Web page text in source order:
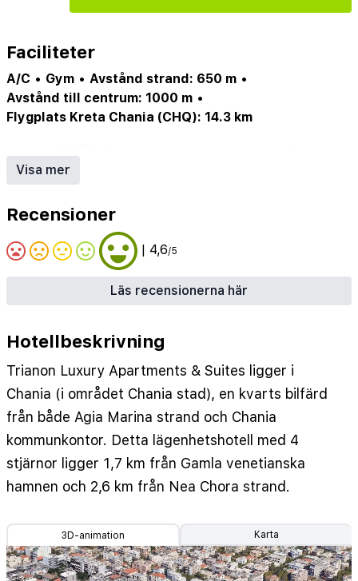
Faciliteter
A/C • Gym • Avstånd strand: 650 m •
Avstånd till centrum: 1000 m •
Flygplats Kreta Chania (CHQ): 14.3 km
Visa mer
Recensioner
| 4,6/5
Läs recensionerna här
Hotellbeskrivning
Trianon Luxury Apartments & Suites ligger i
Chania (i området Chania stad), en kvarts bilfärd
från både Agia Marina strand och Chania
kommunkontor. Detta lägenhetshotell med 4
stjärnor ligger 1,7 km från Gamla venetianska
hamnen och 2,6 km från Nea Chora strand.
3D-animation Karta